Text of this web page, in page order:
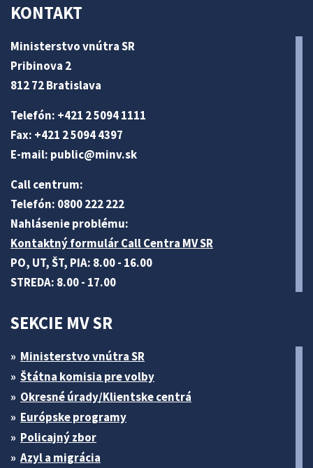
KONTAKT
Ministerstvo vnútra SR
Pribinova 2
812 72 Bratislava
Telefón: +421 2 5094 1111
Fax: +421 2 5094 4397
E-mail: public@minv.sk
Call centrum:
Telefón: 0800 222 222
Nahlásenie problému:
Kontaktný formulár Call Centra MV SR
PO, UT, ŠT, PIA: 8.00 - 16.00
STREDA: 8.00 - 17.00
SEKCIE MV SR
Ministerstvo vnútra SR
Štátna komisia pre volby
Okresné úrady/Klientske centrá
Európske programy
Policajný zbor
Azyl a migrácia